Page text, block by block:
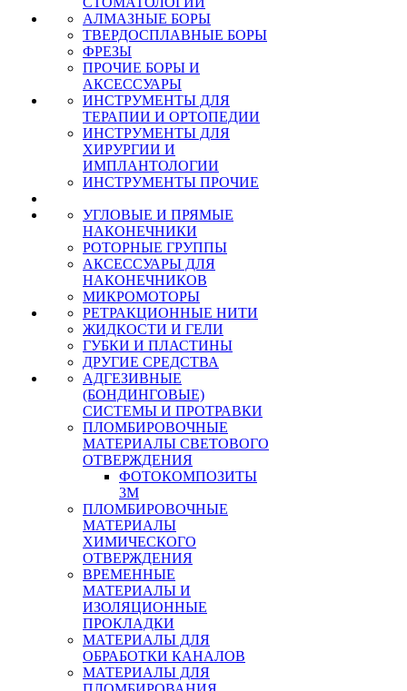
АЛМАЗНЫЕ БОРЫ
ТВЕРДОСПЛАВНЫЕ БОРЫ
ФРЕЗЫ
ПРОЧИЕ БОРЫ И
АКСЕССУАРЫ
ИНСТРУМЕНТЫ ДЛЯ
ТЕРАПИИ И ОРТОПЕДИИ
ИНСТРУМЕНТЫ ДЛЯ
ХИРУРГИИ И
ИМПЛАНТОЛОГИИ
ИНСТРУМЕНТЫ ПРОЧИЕ
УГЛОВЫЕ И ПРЯМЫЕ
НАКОНЕЧНИКИ
РОТОРНЫЕ ГРУППЫ
АКСЕССУАРЫ ДЛЯ
НАКОНЕЧНИКОВ
МИКРОМОТОРЫ
РЕТРАКЦИОННЫЕ НИТИ
ЖИДКОСТИ И ГЕЛИ
ГУБКИ И ПЛАСТИНЫ
ДРУГИЕ СРЕДСТВА
АДГЕЗИВНЫЕ
(БОНДИНГОВЫЕ)
СИСТЕМЫ И ПРОТРАВКИ
ПЛОМБИРОВОЧНЫЕ
МАТЕРИАЛЫ СВЕТОВОГО
ОТВЕРЖДЕНИЯ
ФОТОКОМПОЗИТЫ
3М
ПЛОМБИРОВОЧНЫЕ
МАТЕРИАЛЫ
ХИМИЧЕСКОГО
ОТВЕРЖДЕНИЯ
ВРЕМЕННЫЕ
МАТЕРИАЛЫ И
ИЗОЛЯЦИОННЫЕ
ПРОКЛАДКИ
МАТЕРИАЛЫ ДЛЯ
ОБРАБОТКИ КАНАЛОВ
МАТЕРИАЛЫ ДЛЯ